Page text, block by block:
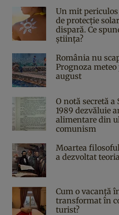
Un mit periculos
de protecție
dispară. Ce
știința?
România nu
Prognoza
august
O notă secretă
1989 dezvăluie
alimentare din
comunism
Moartea
a dezvoltat
Cum o vacanță
transformat în
turist?